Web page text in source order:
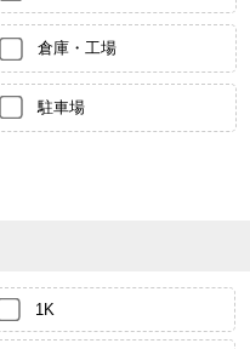
倉庫・工場
駐車場
1K